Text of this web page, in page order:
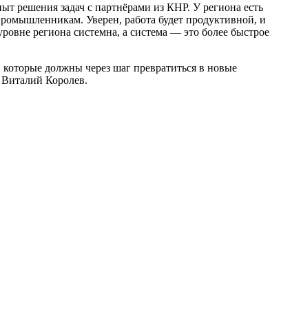
решения задач с партнёрами из КНР. У региона есть
Уверен, работа будет продуктивной, и
региона системна, а система — это более быстрое
должны через шаг превратиться в новые
Виталий Королев.